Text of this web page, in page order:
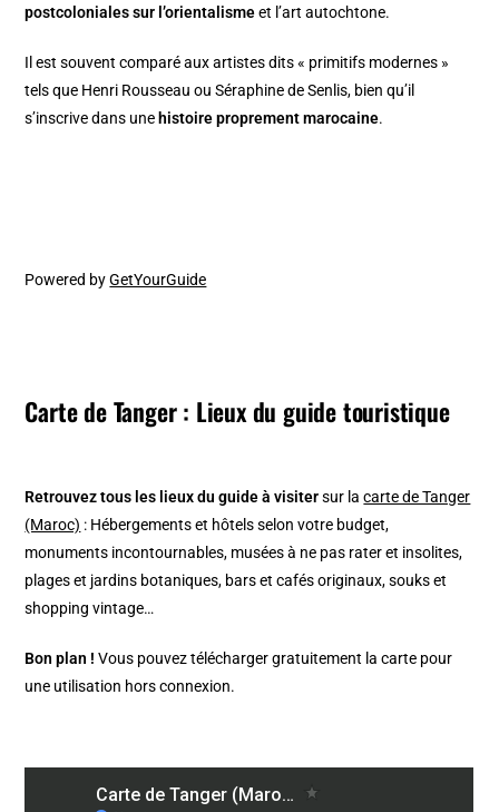
postcoloniales sur l’orientalismeet l’art autochtone.
Il est souvent comparé aux artistes dits « primitifs modernes »
tels que Henri Rousseau ou Séraphine de Senlis, bien qu’il
s’inscrive dans une histoire proprement marocaine.
Powered byGetYourGuide
Carte de Tanger : Lieux du guide touristique
Retrouvez tous les lieux du guide à visitersur lacarte de Tanger
(Maroc) : Hébergements et hôtels selon votre budget,
monuments incontournables, musées à ne pas rater et insolites,
plages et jardins botaniques, bars et cafés originaux, souks et
shopping vintage…
Bon plan ! Vous pouvez télécharger gratuitement la carte pour
une utilisation hors connexion.